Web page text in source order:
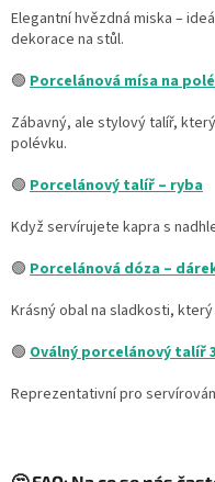
Elegantní hvězdná miska –
dekorace na stůl.
🟢 Porcelánová mísa na
Zábavný, ale stylový talíř,
polévku.
🟢 Porcelánový talíř – ryba
Když servírujete kapra s
🟢 Porcelánová dóza –
Krásný obal na sladkosti,
🟢 Oválný porcelánový talíř
Reprezentativní pro